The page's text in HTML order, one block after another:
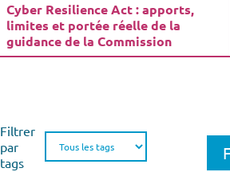
Cyber Resilience Act : apports,
limites et portée réelle de la
guidance de la Commission
Filtrer
par
tags